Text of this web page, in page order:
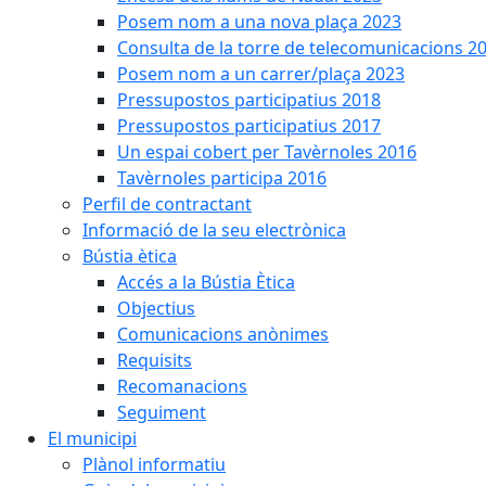
Posem nom a una nova plaça 2023
Consulta de la torre de telecomunicacions
Posem nom a un carrer/plaça 2023
Pressupostos participatius 2018
Pressupostos participatius 2017
Un espai cobert per Tavèrnoles 2016
Tavèrnoles participa 2016
Perfil de contractant
Informació de la seu electrònica
Bústia ètica
Accés a la Bústia Ètica
Objectius
Comunicacions anònimes
Requisits
Recomanacions
Seguiment
El municipi
Plànol informatiu